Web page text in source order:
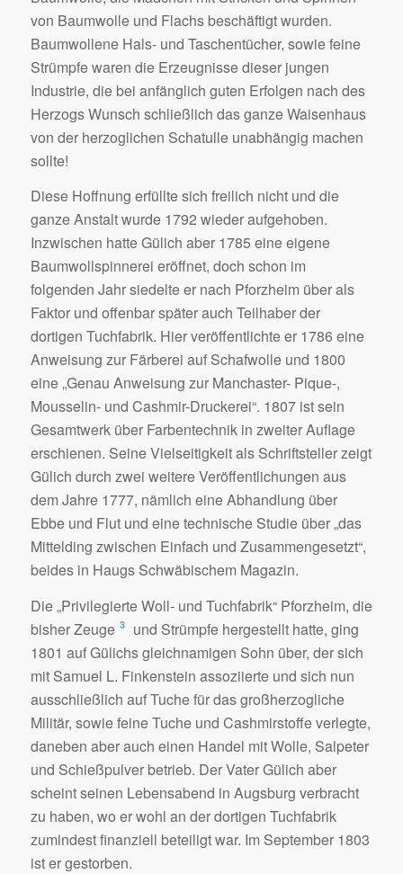
von Baumwolle und Flachs beschäftigt wurden.
Baumwollene Hals- und Taschentücher, sowie feine
Strümpfe waren die Erzeugnisse dieser jungen
Industrie, die bei anfänglich guten Erfolgen nach des
Herzogs Wunsch schließlich das ganze Waisenhaus
von der herzoglichen Schatulle unabhängig machen
sollte!
Diese Hoffnung erfüllte sich freilich nicht und die
ganze Anstalt wurde 1792 wieder aufgehoben.
Inzwischen hatte Gülich aber 1785 eine eigene
Baumwollspinnerei eröffnet, doch schon im
folgenden Jahr siedelte er nach Pforzheim über als
Faktor und offenbar später auch Teilhaber der
dortigen Tuchfabrik. Hier veröffentlichte er 1786 eine
Anweisung zur Färberei auf Schafwolle und 1800
eine „Genau Anweisung zur Manchaster- Pique-,
Mousselin- und Cashmir-Druckerei“. 1807 ist sein
Gesamtwerk über Farbentechnik in zweiter Auflage
erschienen. Seine Vielseitigkeit als Schriftsteller zeigt
Gülich durch zwei weitere Veröffentlichungen aus
dem Jahre 1777, nämlich eine Abhandlung über
Ebbe und Flut und eine technische Studie über „das
Mittelding zwischen Einfach und Zusammengesetzt“,
beides in Haugs Schwäbischem Magazin.
Die „Privilegierte Woll- und Tuchfabrik“ Pforzheim, die
bisher Zeuge 3
und Strümpfe hergestellt hatte, ging
1801 auf Gülichs gleichnamigen Sohn über, der sich
mit Samuel L. Finkenstein assoziierte und sich nun
ausschließlich auf Tuche für das großherzogliche
Militär, sowie feine Tuche und Cashmirstoffe verlegte,
daneben aber auch einen Handel mit Wolle, Salpeter
und Schießpulver betrieb. Der Vater Gülich aber
scheint seinen Lebensabend in Augsburg verbracht
zu haben, wo er wohl an der dortigen Tuchfabrik
zumindest finanziell beteiligt war. Im September 1803
ist er gestorben.